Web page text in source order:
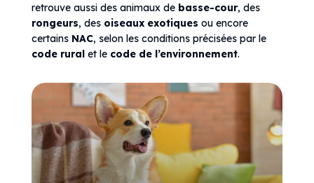
retrouve aussi des animaux de basse-cour, des
rongeurs, des oiseaux exotiques ou encore
certains NAC, selon les conditions précisées par le
code ruralet le code de l’environnement.